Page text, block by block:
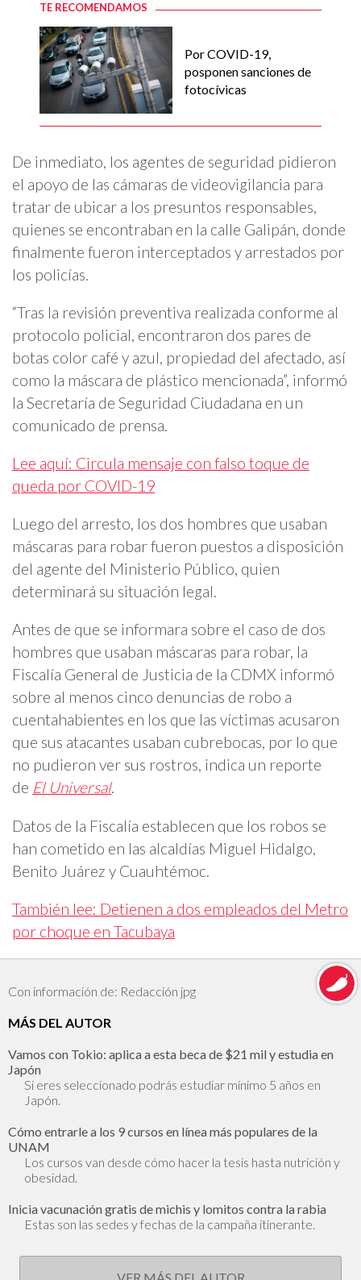
TE RECOMENDAMOS
Por COVID-19,
posponen sanciones de
fotocívicas
De inmediato, los agentes de seguridad pidieron
el apoyo de las cámaras de videovigilancia para
tratar de ubicar a los presuntos responsables,
quienes se encontraban en la calle Galipán, donde
finalmente fueron interceptados y arrestados por
los policías.
“Tras la revisión preventiva realizada conforme al
protocolo policial, encontraron dos pares de
botas color café y azul, propiedad del afectado, así
como la máscara de plástico mencionada”, informó
la Secretaría de Seguridad Ciudadana en un
comunicado de prensa.
Lee aquí: Circula mensaje con falso toque de
queda por COVID-19
Luego del arresto, los dos hombres que usaban
máscaras para robar fueron puestos a disposición
del agente del Ministerio Público, quien
determinará su situación legal.
Antes de que se informara sobre el caso de dos
hombres que usaban máscaras para robar, la
Fiscalía General de Justicia de la CDMX informó
sobre al menos cinco denuncias de robo a
cuentahabientes en los que las víctimas acusaron
que sus atacantes usaban cubrebocas, por lo que
no pudieron ver sus rostros, indica un reporte
de El Universal.
Datos de la Fiscalía establecen que los robos se
han cometido en las alcaldías Miguel Hidalgo,
Benito Juárez y Cuauhtémoc.
También lee: Detienen a dos empleados del Metro
por choque en Tacubaya
Con información de: Redacción jpg
MÁS DEL AUTOR
Vamos con Tokio: aplica a esta beca de $21 mil y estudia en
Japón
Si eres seleccionado podrás estudiar mínimo 5 años en
Japón.
Cómo entrarle a los 9 cursos en línea más populares de la
UNAM
Los cursos van desde cómo hacer la tesis hasta nutrición y
obesidad.
Inicia vacunación gratis de michis y lomitos contra la rabia
Estas son las sedes y fechas de la campaña itinerante.